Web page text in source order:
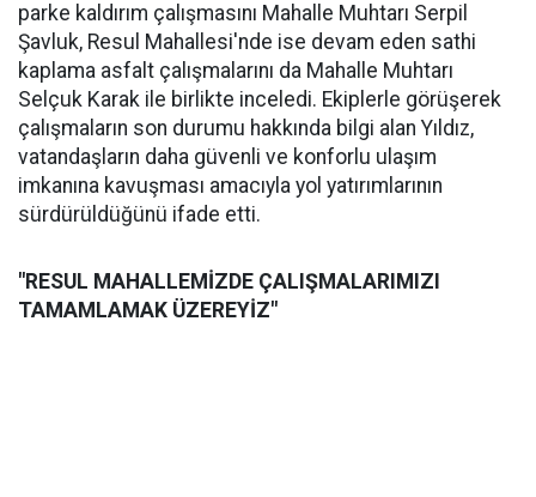
parke kaldırım çalışmasını Mahalle Muhtarı Serpil
Şavluk, Resul Mahallesi'nde ise devam eden sathi
kaplama asfalt çalışmalarını da Mahalle Muhtarı
Selçuk Karak ile birlikte inceledi. Ekiplerle görüşerek
çalışmaların son durumu hakkında bilgi alan Yıldız,
vatandaşların daha güvenli ve konforlu ulaşım
imkanına kavuşması amacıyla yol yatırımlarının
sürdürüldüğünü ifade etti.
"RESUL MAHALLEMİZDE ÇALIŞMALARIMIZI
TAMAMLAMAK ÜZEREYİZ"